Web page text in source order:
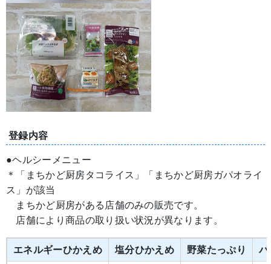
登録内容
●ヘルシーメニュー
＊「まちかど厨房タコライス」「まちかど厨房ガパオライ
ス」が該当
まちかど厨房がある店舗のみの販売です。
店舗により商品の取り扱い状況が異なります。
エネルギーひかえめ 塩分ひかえめ 野菜たっぷり バ